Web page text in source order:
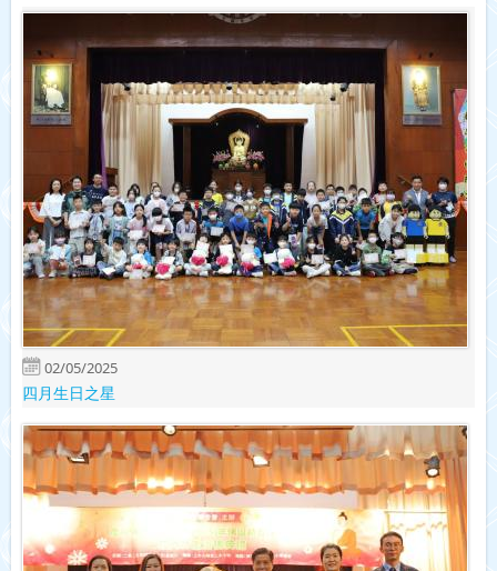
02/05/2025
四月生日之星